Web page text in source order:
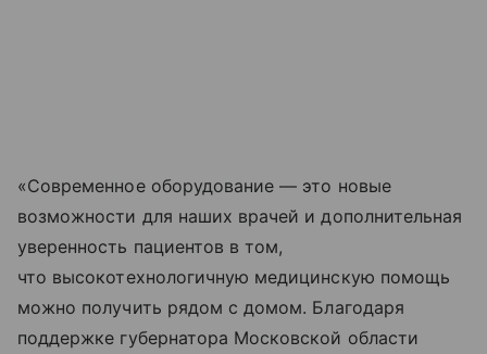
«Современное оборудование — это новые
возможности для наших врачей и дополнительная
уверенность пациентов в том,
что высокотехнологичную медицинскую помощь
можно получить рядом с домом. Благодаря
поддержке губернатора Московской области